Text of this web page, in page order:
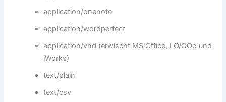
application/onenote
application/wordperfect
application/vnd (erwischt MS Office, LO/OOo und
iWorks)
text/plain
text/csv